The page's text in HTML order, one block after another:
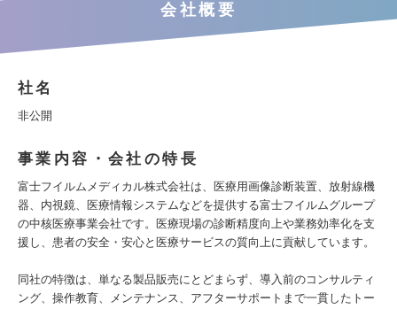
会社概要
社名
非公開
事業内容・会社の特長
富士フイルムメディカル株式会社は、医療用画像診断装置、放射線機
器、内視鏡、医療情報システムなどを提供する富士フイルムグループ
の中核医療事業会社です。医療現場の診断精度向上や業務効率化を支
援し、患者の安全・安心と医療サービスの質向上に貢献しています。
同社の特徴は、単なる製品販売にとどまらず、導入前のコンサルティ
ング、操作教育、メンテナンス、アフターサポートまで一貫したトー